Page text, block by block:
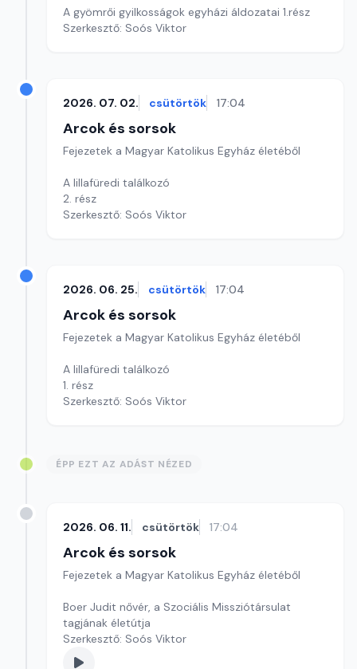
A gyömrői gyilkosságok egyházi áldozatai 1.rész
Szerkesztő: Soós Viktor
2026. 07. 02. csütörtök 17:04
Arcok és sorsok
Fejezetek a Magyar Katolikus Egyház életéből
A lillafüredi találkozó
2. rész
Szerkesztő: Soós Viktor
2026. 06. 25. csütörtök 17:04
Arcok és sorsok
Fejezetek a Magyar Katolikus Egyház életéből
A lillafüredi találkozó
1. rész
Szerkesztő: Soós Viktor
ÉPP EZT AZ ADÁST NÉZED
2026. 06. 11. csütörtök 17:04
Arcok és sorsok
Fejezetek a Magyar Katolikus Egyház életéből
Boer Judit nővér, a Szociális Missziótársulat
tagjának életútja
Szerkesztő: Soós Viktor